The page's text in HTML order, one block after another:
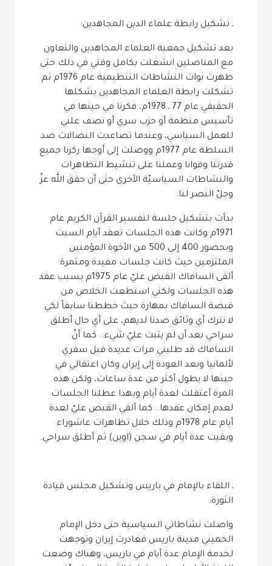
ـ تشكيل رابطة علماء الدين المجاهدين:
بعد تشكيل جمعية العلماء المجاهدين والتعاون
مع المناضلين انشغلت بكامل وقتي في ذلك حتى
ظهرت نوات النشاطات التنظيمية عام 1976م ثم
تشكلت رابطة العلماء المجاهدين بشكلها
الحقيقي عام 77 ـ 1978م، فكرنا في حينها في
تأسيس منظمة أو حزب سري أو نصف علني
للعمل السياسي، وعندما تصاعدت النضالات ضد
السلطة عام 1977م ووصلت إلى أوجها ركزنا جميع
قدرتنا وقوانا وعملنا على تنشيط التظاهرات
والنشاطات السياسيّة الأخرى حتى أن حقق الله عزّ
وجلّ النصر لنا.
بدأت بتشكيل جلسة لتفسير القرآن الكريم عام
1971م وكانت هذه الجلسات تعقد أيام السبت
وبحضور 400 إلى 500 من الأخوة المؤمنين
الملتزمين حيث كانت جلسات مفيدة ومثمرة.
ألقى السافاك القبض عليّ عام 1975م بسبب عقد
هذه الجلسات ولكني استطعت الخلاص من
قبضة السافاك بمهارة حيث خططنا سابقاً لكي
لا نترك أي وثائق ضدنا لديهم، على أي حال أطلق
سراحي بعد أن لم يثبت عليّ شيء.. كما أنّ
السافاك قد طلبني مرات عديدة قبل سفري
لألمانيا وبعد العودة إلى إيران وكان اعتقالي في
حينها لا يطول أكثر من عدة ساعات، ولكن هذه
المرة أعتقلت لعدة أيام وبهذا عطلنا الجلسات
لعدم إمكان عقدها.. كما ألقي القبض عليّ لعدة
أيام عام 1978م وذلك خلال تظاهرات عاشوراء
وبقيت عدة أيام في سجن (اوين) ثم أطلق سراحي.
ـ اللقاء بالإمام في باريس وتشكيل مجلس قيادة
الثورة:
واصلت نشاطاتي السياسية حتى دخل الإمام
الخميني مدينة باريس فغادرت إيران وتوجهت
لخدمة الإمام عدة أيام في باريس، وهناك وضعت